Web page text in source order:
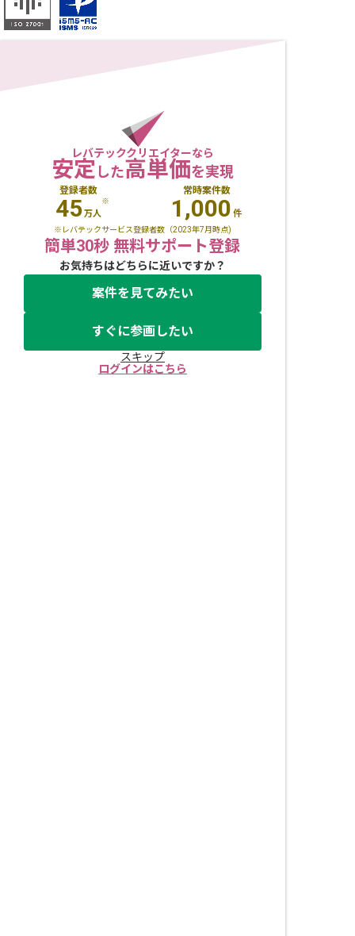
レバテッククリエイターなら
安定した高単価を実現
登録者数
45万人
※
常時案件数
1,000 件
※レバテックサービス登録者数（2023年7月時点)
簡単30秒 無料サポート登録
お気持ちはどちらに近いですか？
案件を見てみたい
すぐに参画したい
スキップ
ログインはこちら